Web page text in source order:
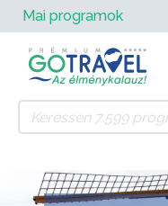
Mai programok